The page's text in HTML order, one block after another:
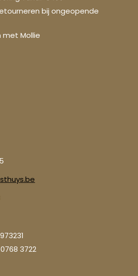
bij ongeopende
met Mollie
3722